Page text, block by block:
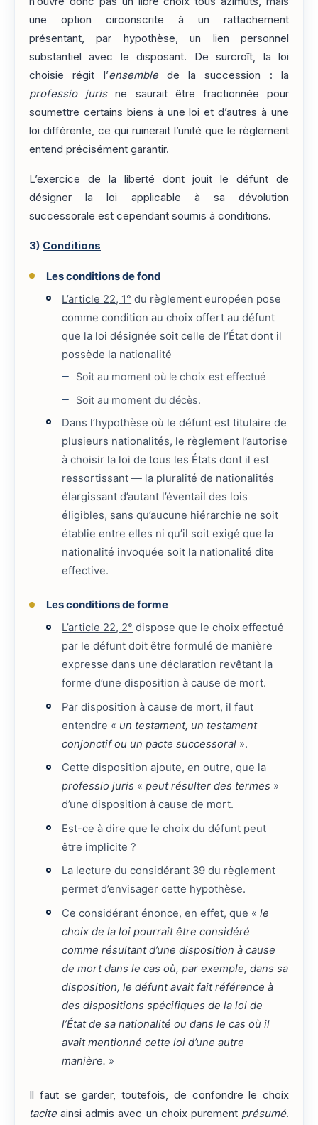
une option circonscrite à un rattachement
présentant, par hypothèse, un lien personnel
substantiel avec le disposant. De surcroît, la loi
choisie régit l’ensemblede la succession : la
professio jurisne saurait être fractionnée pour
soumettre certains biens à une loi et d’autres à une
loi différente, ce qui ruinerait l’unité que le règlement
entend précisément garantir.
L’exercice de la liberté dont jouit le défunt de
désigner la loi applicable à sa dévolution
successorale est cependant soumis à conditions.
3) Conditions
Les conditions de fond
L’article 22, 1° du règlement européen pose
comme condition au choix offert au défunt
que la loi désignée soit celle de l’État dont il
possède la nationalité
Soit au moment où le choix est effectué
Soit au moment du décès.
Dans l’hypothèse où le défunt est titulaire de
plusieurs nationalités, le règlement l’autorise
à choisir la loi de tous les États dont il est
ressortissant — la pluralité de nationalités
élargissant d’autant l’éventail des lois
éligibles, sans qu’aucune hiérarchie ne soit
établie entre elles ni qu’il soit exigé que la
nationalité invoquée soit la nationalité dite
effective.
Les conditions de forme
L’article 22, 2° dispose que le choix effectué
par le défunt doit être formulé de manière
expresse dans une déclaration revêtant la
forme d’une disposition à cause de mort.
Par disposition à cause de mort, il faut
entendre « un testament, un testament
conjonctif ou un pacte successoral ».
Cette disposition ajoute, en outre, que la
professio juris «peut résulter des termes »
d’une disposition à cause de mort.
Est-ce à dire que le choix du défunt peut
être implicite ?
La lecture du considérant 39 du règlement
permet d’envisager cette hypothèse.
Ce considérant énonce, en effet, que «le
choix de la loi pourrait être considéré
comme résultant d’une disposition à cause
de mort dans le cas où, par exemple, dans sa
disposition, le défunt avait fait référence à
des dispositions spécifiques de la loi de
l’État de sa nationalité ou dans le cas où il
avait mentionné cette loi d’une autre
manière. »
Il faut se garder, toutefois, de confondre le choix
taciteainsi admis avec un choix purement présumé.